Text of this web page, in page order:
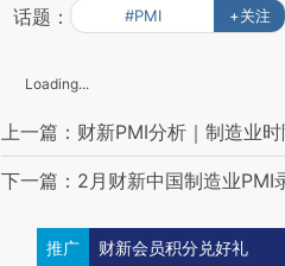
话题： #PMI +关注
Loading...
上一篇：财新PMI分析｜制造业
下一篇：2月财新中国制造业
推广 财新会员积分兑好礼